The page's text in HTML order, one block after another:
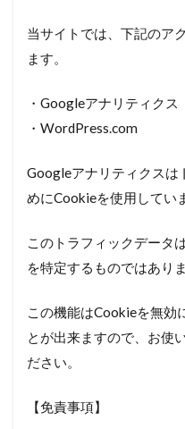
当サイトでは、下記のア
ます。
・Googleアナリティクス
・WordPress.com
Googleアナリティクスは
めにCookieを使用してい
このトラフィックデータ
を特定するものではありま
この機能はCookieを無効
とが出来ますので、お使
ださい。
【免責事項】